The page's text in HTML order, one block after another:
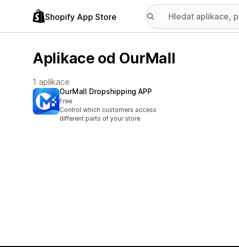
Shopify App Store
Aplikace od OurMall
1 aplikace
OurMall Dropshipping APP
Free
Control which customers access
different parts of your store